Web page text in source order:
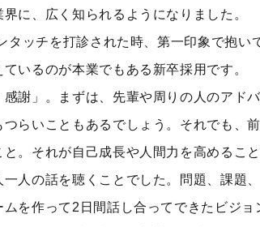
に、広く知られるようになりました。
ッチを打診された時、第一印象で抱い
いるのが本業でもある新卒採用です。
謝」。まずは、先輩や周りの人のアド
らいこともあるでしょう。それでも、
。それが自己成長や人間力を高めること
人の話を聴くことでした。問題、課題
を作って2日間話し合ってできたビジ